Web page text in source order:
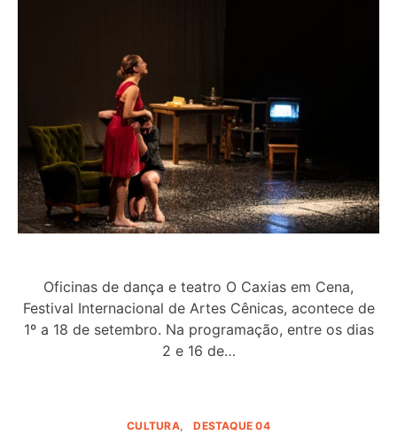
Oficinas de dança e teatro O Caxias em Cena,
Festival Internacional de Artes Cênicas, acontece de
1º a 18 de setembro. Na programação, entre os dias
2 e 16 de…
CULTURA DESTAQUE 04